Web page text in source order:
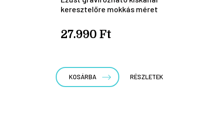
keresztelőre mokkás méret
27.990 Ft
KOSÁRBA RÉSZLETEK